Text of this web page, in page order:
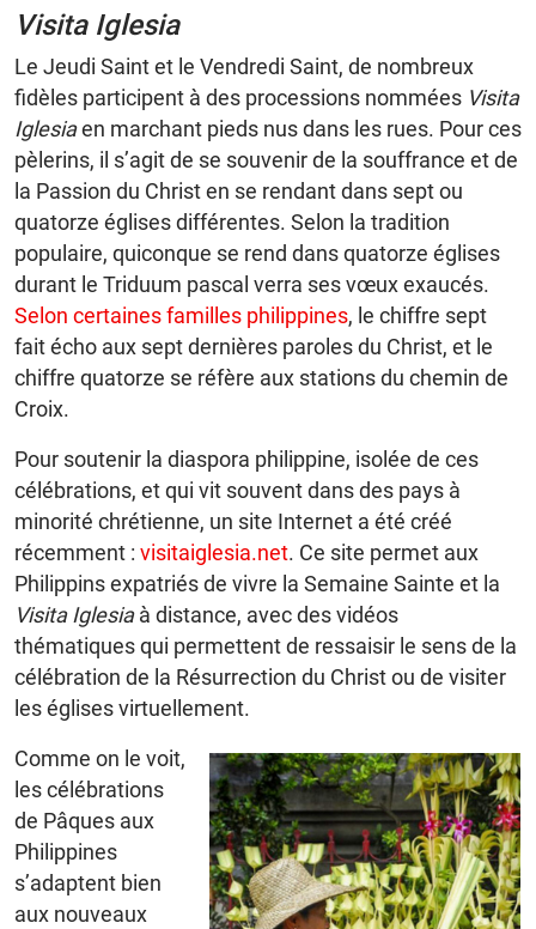
Visita Iglesia
Le Jeudi Saint et le Vendredi Saint, de nombreux
fidèles participent à des processions nommées Visita
Iglesiaen marchant pieds nus dans les rues. Pour ces
pèlerins, il s’agit de se souvenir de la souffrance et de
la Passion du Christ en se rendant dans sept ou
quatorze églises différentes. Selon la tradition
populaire, quiconque se rend dans quatorze églises
durant le Triduum pascal verra ses vœux exaucés.
Selon certaines familles philippines, le chiffre sept
fait écho aux sept dernières paroles du Christ, et le
chiffre quatorze se réfère aux stations du chemin de
Croix.
Pour soutenir la diaspora philippine, isolée de ces
célébrations, et qui vit souvent dans des pays à
minorité chrétienne, un site Internet a été créé
récemment : visitaiglesia.net. Ce site permet aux
Philippins expatriés de vivre la Semaine Sainte et la
Visita Iglesiaà distance, avec des vidéos
thématiques qui permettent de ressaisir le sens de la
célébration de la Résurrection du Christ ou de visiter
les églises virtuellement.
Comme on le voit,
les célébrations
de Pâques aux
Philippines
s’adaptent bien
aux nouveaux